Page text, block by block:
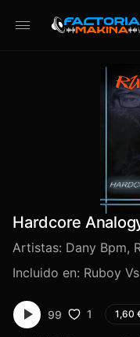
Hardcore
Artistas: Dany Bpm,
Incluido en: Ruboy
99 1 1,60